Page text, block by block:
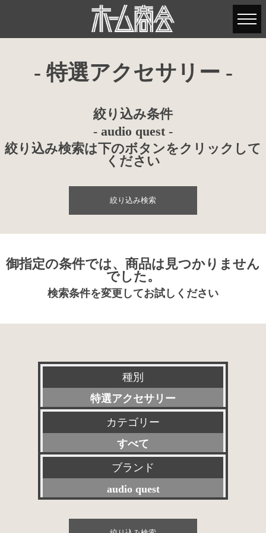
- 特選アクセサリー -
絞り込み条件
- audio quest -
絞り込み検索は下のボタンをクリックして
ください
絞り込み検索
御指定の条件では、商品は見つかりません
でした。
検索条件を変更してお試しください
種別
特選アクセサリー
新品
委託販売品
特価品
その他委託販売品
カテゴリー
すべて
プリアンプ
パワーアンプ
プリメインアンプ
ブランド
audio quest